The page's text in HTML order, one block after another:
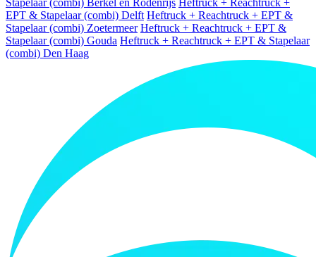
Stapelaar (combi) Berkel en Rodenrijs Heftruck + Reachtruck +
EPT & Stapelaar (combi) Delft Heftruck + Reachtruck + EPT &
Stapelaar (combi) Zoetermeer Heftruck + Reachtruck + EPT &
Stapelaar (combi) Gouda Heftruck + Reachtruck + EPT & Stapelaar
(combi) Den Haag